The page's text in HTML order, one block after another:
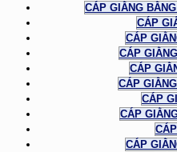
CÁP GIẰNG
CÁP
CÁP
CÁP
CÁP
CÁP
CÁP
CÁP
CÁP